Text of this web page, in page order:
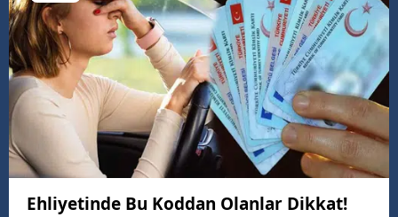
Ehliyetinde Bu Koddan Olanlar Dikkat!